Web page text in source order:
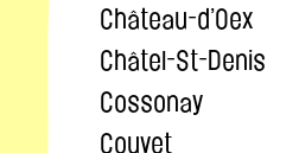
Château-d’Oex
Châtel-St-Denis
Cossonay
Couvet